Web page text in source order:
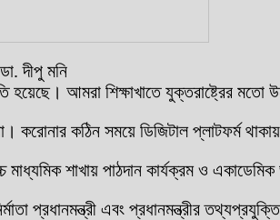
দীপু মনি
আমরা শিক্ষাখাতে যুক্তরাষ্ট্রের মতো
কঠিন সময়ে ডিজিটাল প্লাটফর্ম থাকায়
মাধ্যমিক শাখায় পাঠদান কার্যক্রম ও
প্রধানমন্ত্রী এবং প্রধানমন্ত্রীর